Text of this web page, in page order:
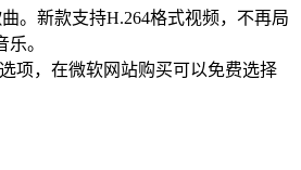
。新款支持H.264格式视频，不再局
。
项，在微软网站购买可以免费选择